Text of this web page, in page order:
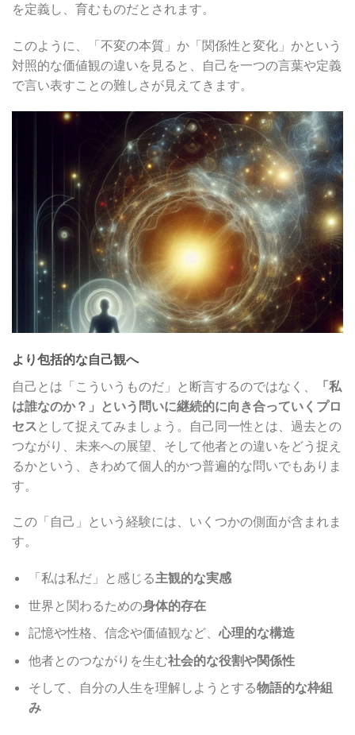
を定義し、育むものだとされます。
このように、「不変の本質」か「関係性と変化」かという
対照的な価値観の違いを見ると、自己を一つの言葉や定義
で言い表すことの難しさが見えてきます。
より包括的な自己観へ
自己とは「こういうものだ」と断言するのではなく、
「私
は誰なのか？」という問いに継続的に向き合っていくプロ
セス として捉えてみましょう。自己同一性とは、過去との
つながり、未来への展望、そして他者との違いをどう捉え
るかという、きわめて個人的かつ普遍的な問いでもありま
す。
この「自己」という経験には、いくつかの側面が含まれま
す。
「私は私だ」と感じる主観的な実感
世界と関わるための身体的存在
記憶や性格、信念や価値観など、心理的な構造
他者とのつながりを生む社会的な役割や関係性
そして、自分の人生を理解しようとする物語的な枠組
み